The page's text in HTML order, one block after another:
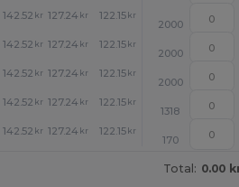
142.52 kr 127.24 kr 122.15 kr +
2000
142.52 kr 127.24 kr 122.15 kr +
2000
142.52 kr 127.24 kr 122.15 kr +
2000
142.52 kr 127.24 kr 122.15 kr +
1318
142.52 kr 127.24 kr 122.15 kr +
170
Total: 0.00